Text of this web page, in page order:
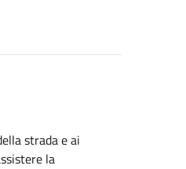
strada e ai
la